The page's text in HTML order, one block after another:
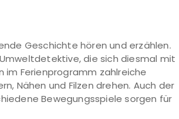
Geschichte hören und erzählen.
die sich diesmal mit
im Ferienprogramm zahlreiche
Nähen und Filzen drehen. Auch der
Bewegungsspiele sorgen für